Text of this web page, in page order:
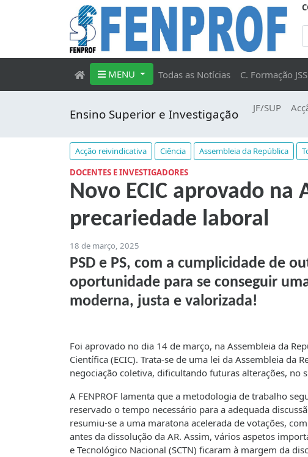
MENU Todas as Notícias C. Formação JSS
Ensino Superior e Investigação JF/SUP
Acção reivindicativa Ciência Assembleia da República
DOCENTES E INVESTIGADORES
Novo ECIC aprovado na
precariedade laboral
18 de março, 2025
PSD e PS, com a cumplicidade de
oportunidade para se conseguir
moderna, justa e valorizada!
Foi aprovado no dia 14 de março, na Assembleia da
Científica (ECIC). Trata-se de uma lei da Assembleia da
negociação coletiva, dificultando futuras alterações,
A FENPROF lamenta que a metodologia de trabalho
reservado o tempo necessário para a adequada
resumiu-se a uma maratona acelerada de votações,
antes da dissolução da AR. Assim, vários aspetos
e Tecnológico Nacional (SCTN) ficaram à margem da